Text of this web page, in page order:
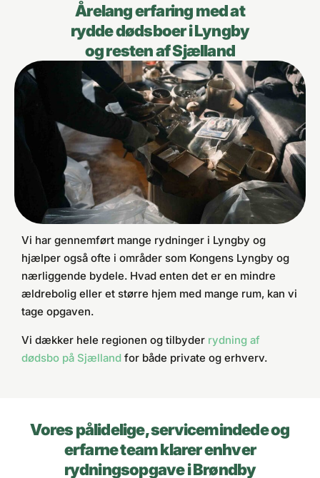
Årelang erfaring med at
rydde dødsboer i Lyngby
og resten af Sjælland
Vi har gennemført mange rydninger i Lyngby og
hjælper også ofte i områder som Kongens Lyngby og
nærliggende bydele. Hvad enten det er en mindre
ældrebolig eller et større hjem med mange rum, kan vi
tage opgaven.
Vi dækker hele regionen og tilbyder rydning af
dødsbo på Sjælland for både private og erhverv.
Vores pålidelige, servicemindede og
erfarne team klarer enhver
rydningsopgave i Brøndby